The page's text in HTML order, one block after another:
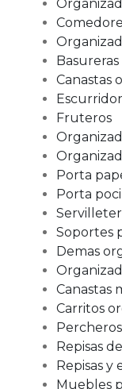
Basureras
Canastas
Fruteros
Porta
Porta
Soportes
Demas
Canastas
Carritos
Repisas
Repisas
Muebles